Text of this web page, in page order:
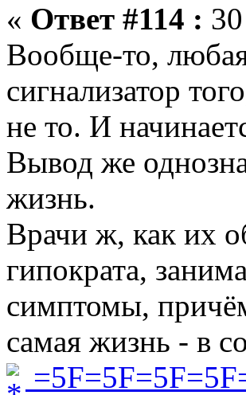
« Ответ #114 :
Вообще-то,
сигнализатор
не то. И
Вывод же
жизнь.
Врачи ж, как их
гипократа,
симптомы,
самая жизнь - в